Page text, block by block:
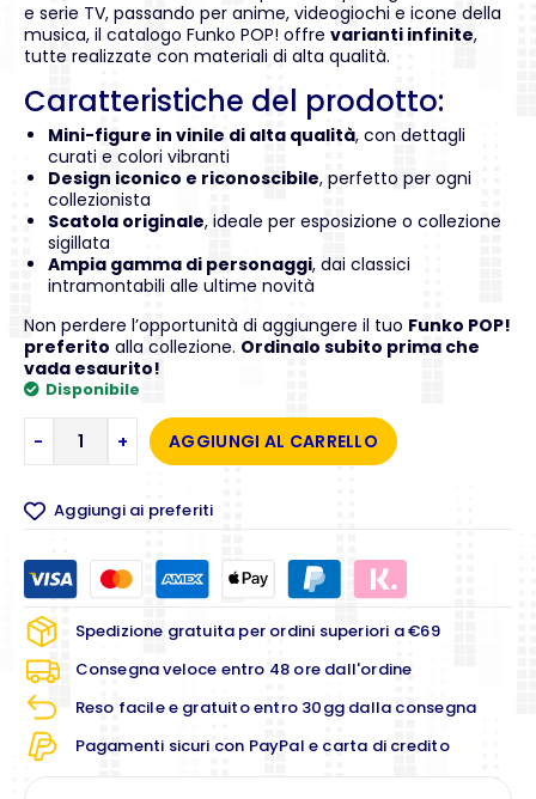
e serie TV, passando per anime, videogiochi e icone della
musica, il catalogo Funko POP! offre varianti infinite,
tutte realizzate con materiali di alta qualità.
Caratteristiche del prodotto:
Mini-figure in vinile di alta qualità, con dettagli
curati e colori vibranti
Design iconico e riconoscibile, perfetto per ogni
collezionista
Scatola originale, ideale per esposizione o collezione
sigillata
Ampia gamma di personaggi, dai classici
intramontabili alle ultime novità
Non perdere l’opportunità di aggiungere il tuo Funko POP!
preferito alla collezione. Ordinalo subito prima che
vada esaurito!
Disponibile
- + AGGIUNGI AL CARRELLO
Aggiungi ai preferiti
Spedizione gratuita per ordini superiori a €69
Consegna veloce entro 48 ore dall'ordine
Reso facile e gratuito entro 30gg dalla consegna
Pagamenti sicuri con PayPal e carta di credito